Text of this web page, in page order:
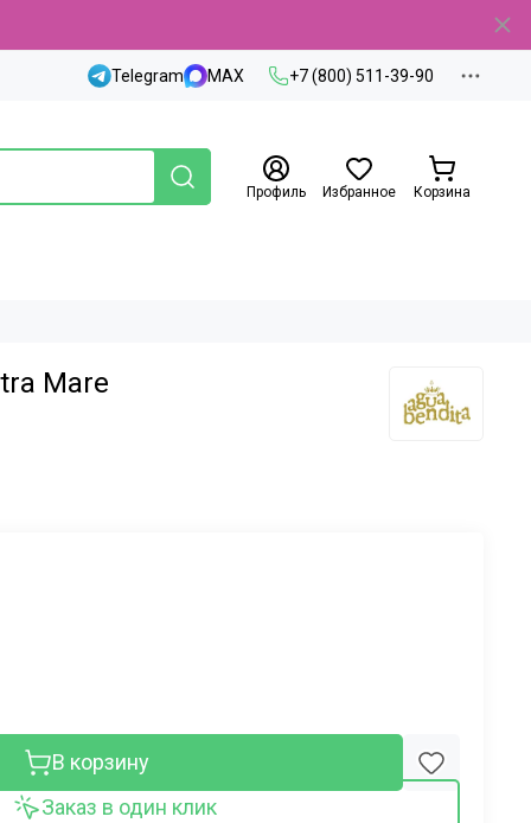
Telegram MAX +7 (800) 511-39-90
Профиль Избранное Корзина
Mare
В корзину
Заказ в один клик